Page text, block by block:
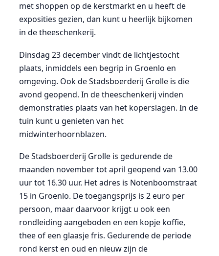
met shoppen op de kerstmarkt en u heeft de
exposities gezien, dan kunt u heerlijk bijkomen
in de theeschenkerij.
Dinsdag 23 december vindt de lichtjestocht
plaats, inmiddels een begrip in Groenlo en
omgeving. Ook de Stadsboerderij Grolle is die
avond geopend. In de theeschenkerij vinden
demonstraties plaats van het koperslagen. In de
tuin kunt u genieten van het
midwinterhoornblazen.
De Stadsboerderij Grolle is gedurende de
maanden november tot april geopend van 13.00
uur tot 16.30 uur. Het adres is Notenboomstraat
15 in Groenlo. De toegangsprijs is 2 euro per
persoon, maar daarvoor krijgt u ook een
rondleiding aangeboden en een kopje koffie,
thee of een glaasje fris. Gedurende de periode
rond kerst en oud en nieuw zijn de